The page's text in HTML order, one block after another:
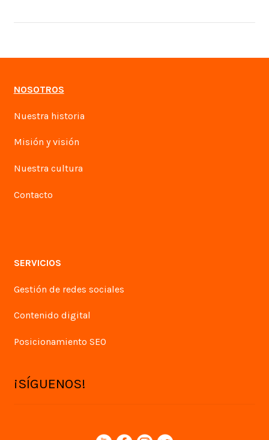
NOSOTROS
Nuestra historia
Misión y visión
Nuestra cultura
Contacto
SERVICIOS
Gestión de redes sociales
Contenido digital
Posicionamiento SEO
¡SÍGUENOS!